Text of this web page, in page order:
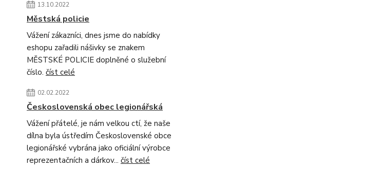
13.10.2022
Městská policie
Vážení zákazníci, dnes jsme do nabídky
eshopu zařadili nášivky se znakem
MĚSTSKÉ POLICIE doplněné o služební
číslo. číst celé
02.02.2022
Československá obec legionářská
Vážení přátelé, je nám velkou ctí, že naše
dílna byla ústředím Československé obce
legionářské vybrána jako oficiální výrobce
reprezentačních a dárkov... číst celé